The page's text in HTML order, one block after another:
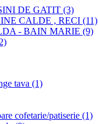
DE GATIT (3)
CALDE , RECI (11)
- BAIN MARIE (9)
tava (1)
cofetarie/patiserie (1)